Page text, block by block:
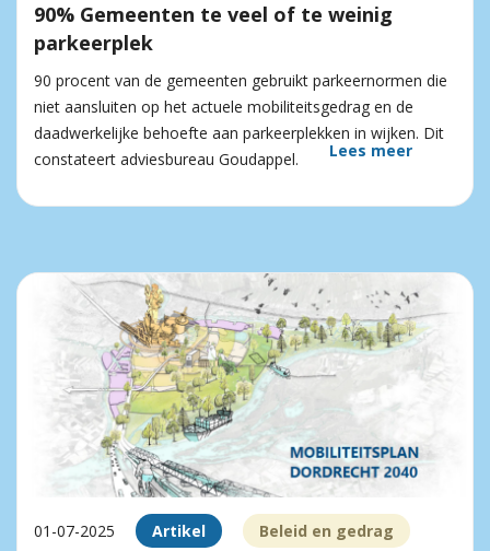
90% Gemeenten te veel of te weinig
parkeerplek
90 procent van de gemeenten gebruikt parkeernormen die
niet aansluiten op het actuele mobiliteitsgedrag en de
daadwerkelijke behoefte aan parkeerplekken in wijken. Dit
constateert adviesbureau Goudappel.
Lees meer
01-07-2025 Artikel Beleid en gedrag